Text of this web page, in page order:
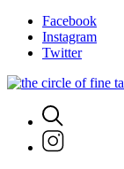
Facebook
Instagram
Twitter